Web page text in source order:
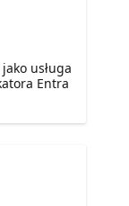
usługa
Entra